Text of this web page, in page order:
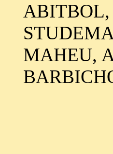
MAHEU,